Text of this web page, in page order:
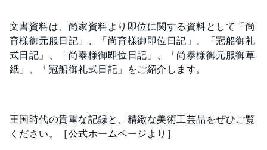
文書資料は、尚家資料より即位に関する資料として「尚
育様御元服日記」、「尚育様御即位日記」、「冠船御礼
式日記」、「尚泰様御即位日記」、「尚泰様御元服御草
紙」、「冠船御礼式日記」をご紹介します。
王国時代の貴重な記録と、精緻な美術工芸品をぜひご覧
ください。［公式ホームページより］